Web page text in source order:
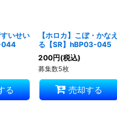
すいせい
044
る
【ホロカ】こぼ・かなえ
る【SR】hBP03-045
200円(税込)
募集数5枚
売却する